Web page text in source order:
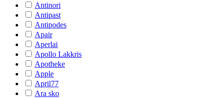
Antinori
Antipast
Antipodes
Apair
Aperlai
Apollo Lakkris
Apotheke
Apple
April77
Ara sko